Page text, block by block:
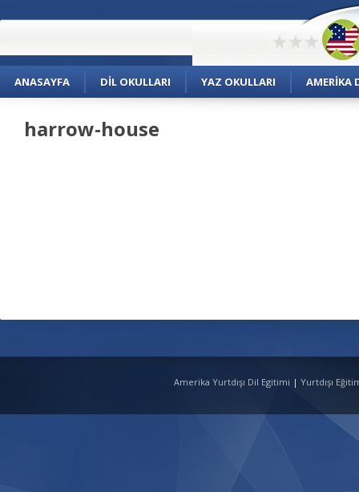
ANASAYFA DIL OKULLARI YAZ OKULLARI AMERIKA
harrow-house
Amerika Yurtdışı Dil Egitimi | Yurtdışı